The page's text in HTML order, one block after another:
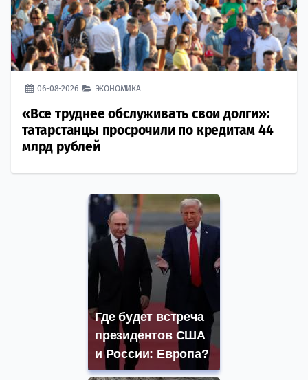
06-08-2026 ЭКОНОМИКА
«Все труднее обслуживать свои долги»:
татарстанцы просрочили по кредитам 44
млрд рублей
Где будет встреча
президентов США
и России: Европа?